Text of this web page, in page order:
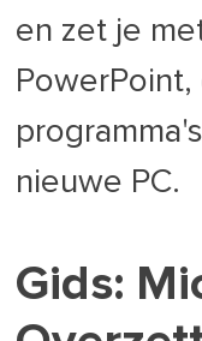
en zet je
nieuwe PC.
Gids: